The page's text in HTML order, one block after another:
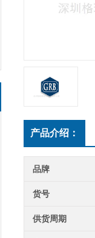
产品介绍：
品牌
货号
供货周期